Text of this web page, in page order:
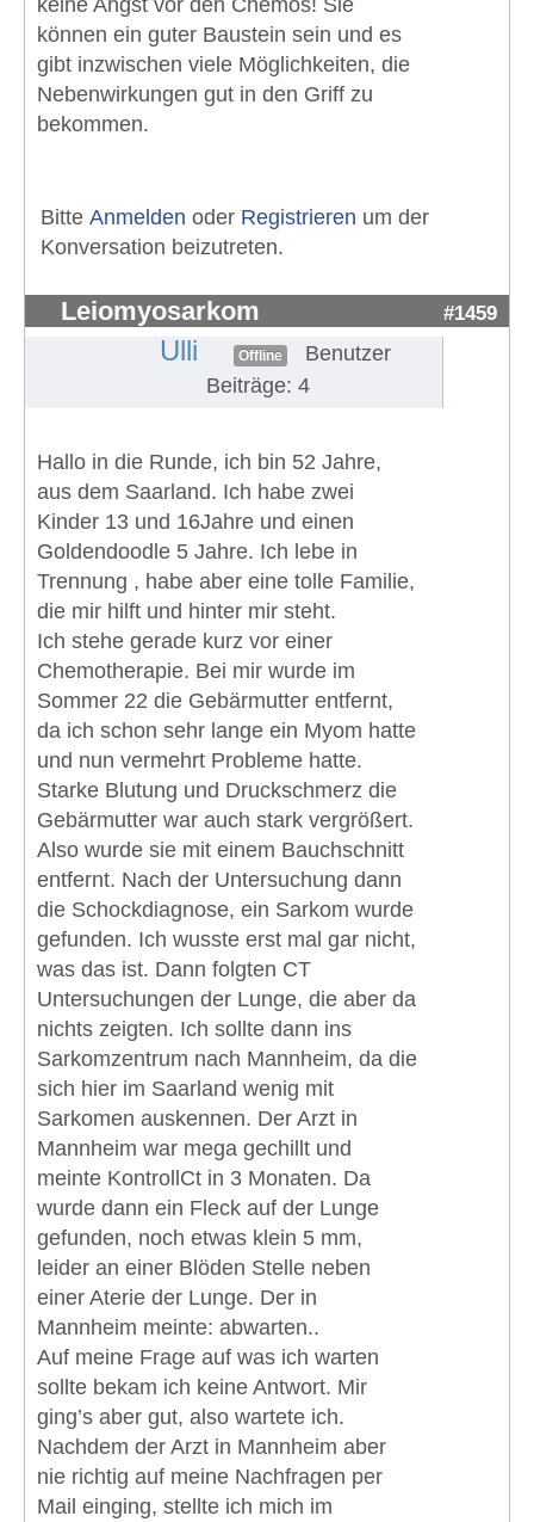
keine Angst vor den Chemos! Sie
können ein guter Baustein sein und es
gibt inzwischen viele Möglichkeiten, die
Nebenwirkungen gut in den Griff zu
bekommen.
Bitte Anmelden oder Registrieren um der
Konversation beizutreten.
Leiomyosarkom #1459
Ulli Offline
Benutzer
Beiträge: 4
Hallo in die Runde, ich bin 52 Jahre,
aus dem Saarland. Ich habe zwei
Kinder 13 und 16Jahre und einen
Goldendoodle 5 Jahre. Ich lebe in
Trennung , habe aber eine tolle Familie,
die mir hilft und hinter mir steht.
Ich stehe gerade kurz vor einer
Chemotherapie. Bei mir wurde im
Sommer 22 die Gebärmutter entfernt,
da ich schon sehr lange ein Myom hatte
und nun vermehrt Probleme hatte.
Starke Blutung und Druckschmerz die
Gebärmutter war auch stark vergrößert.
Also wurde sie mit einem Bauchschnitt
entfernt. Nach der Untersuchung dann
die Schockdiagnose, ein Sarkom wurde
gefunden. Ich wusste erst mal gar nicht,
was das ist. Dann folgten CT
Untersuchungen der Lunge, die aber da
nichts zeigten. Ich sollte dann ins
Sarkomzentrum nach Mannheim, da die
sich hier im Saarland wenig mit
Sarkomen auskennen. Der Arzt in
Mannheim war mega gechillt und
meinte KontrollCt in 3 Monaten. Da
wurde dann ein Fleck auf der Lunge
gefunden, noch etwas klein 5 mm,
leider an einer Blöden Stelle neben
einer Aterie der Lunge. Der in
Mannheim meinte: abwarten..
Auf meine Frage auf was ich warten
sollte bekam ich keine Antwort. Mir
ging’s aber gut, also wartete ich.
Nachdem der Arzt in Mannheim aber
nie richtig auf meine Nachfragen per
Mail einging, stellte ich mich im